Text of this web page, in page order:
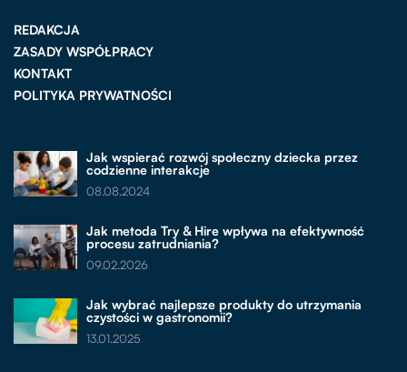
REDAKCJA
ZASADY WSPÓŁPRACY
KONTAKT
POLITYKA PRYWATNOŚCI
Jak wspierać rozwój społeczny dziecka przez
codzienne interakcje
08.08.2024
Jak metoda Try & Hire wpływa na efektywność
procesu zatrudniania?
09.02.2026
Jak wybrać najlepsze produkty do utrzymania
czystości w gastronomii?
13.01.2025